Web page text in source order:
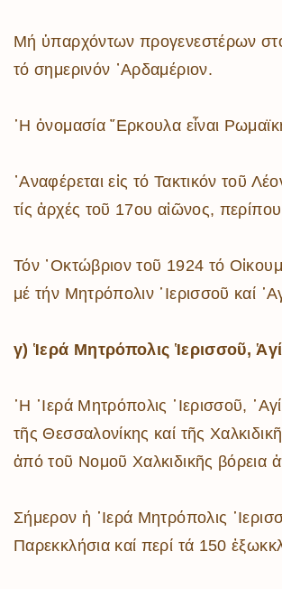
Μή ὑπαρχόντων προγενεστέρων
τό σημερινόν ᾿Αρδαμέριον.
῾Η ὀνομασία ῎Ερκουλα εἶναι
᾿Αναφέρεται εἰς τό Τακτικόν τοῦ
τίς ἀρχές τοῦ 17ου αἰῶνος,
Τόν ᾿Οκτώβριον τοῦ 1924 τό
μέ τήν Μητρόπολιν ῾Ιερισσοῦ καί
γ) Ἱερά Μητρόπολις Ἱερισσοῦ,
῾Η ῾Ιερά Μητρόπολις ῾Ιερισσοῦ,
τῆς Θεσσαλονίκης καί τῆς
ἀπό τοῦ Νομοῦ Χαλκιδικῆς βόρεια
Σήμερον ἡ ῾Ιερά Μητρόπολις
Παρεκκλήσια καί περί τά 150